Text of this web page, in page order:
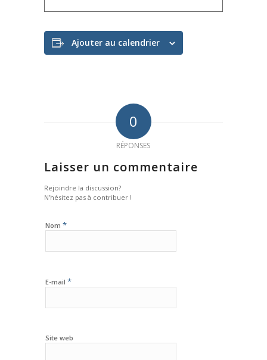
Ajouter au calendrier
0
RÉPONSES
Laisser un commentaire
Rejoindre la discussion?
N’hésitez pas à contribuer !
Nom *
E-mail *
Site web